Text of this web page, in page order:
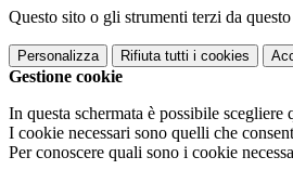
Questo sito o gli strumenti terzi da
Personalizza Rifiuta tutti i cookies
Gestione cookie
In questa schermata è possibile scegliere
I cookie necessari sono quelli che
Per conoscere quali sono i cookie